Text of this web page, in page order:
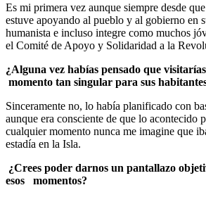
Es mi primera vez aunque siempre desde
estuve apoyando al pueblo y al gobierno en
humanista e incluso integre como muchos
el Comité de Apoyo y Solidaridad a la
¿Alguna vez habías pensado que
momento tan singular para sus
Sinceramente no, lo había planificado con
aunque era consciente de que lo acontecido
cualquier momento nunca me imagine que
estadía en la Isla.
¿Crees poder darnos un pantallazo
esos momentos?